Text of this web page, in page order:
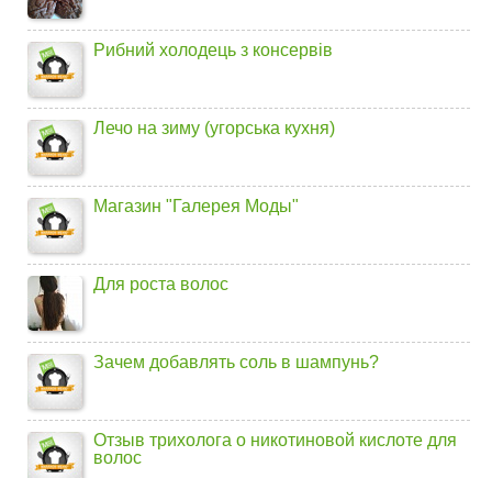
Рибний холодець з консервів
Лечо на зиму (угорська кухня)
Магазин "Галерея Моды"
Для роста волос
Зачем добавлять соль в шампунь?
Отзыв трихолога о никотиновой кислоте для
волос